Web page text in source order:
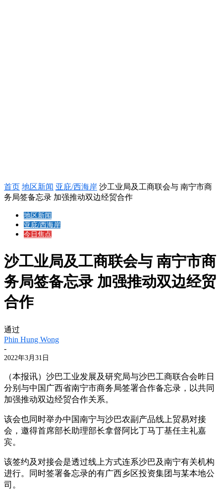
首页 地区新闻 亚庇/西海岸 沙工业局及工商联会与 南宁市商
务局签备忘录 加强推动双边经贸合作
地区新闻
亚庇/西海岸
今日焦点
沙工业局及工商联会与 南宁市商
务局签备忘录 加强推动双边经贸
合作
通过
Phin Hung Wong
-
2022年3月31日
（本报讯）沙巴工业发展及研究局与沙巴工商联合会昨日
分别与中国广西省南宁市商务局签署合作备忘录，以共同
加强推动双边经贸合作关系。
该会也同时举办中国南宁与沙巴农副产品线上贸易对接
会，邀得首席部长助理部长拿督阿比丁马丁基任主礼嘉
宾。
该签约及对接会是透过线上方式连系沙巴及南宁有关机构
进行。同时签署备忘录的有广西乡区投资集团与某本地公
司。